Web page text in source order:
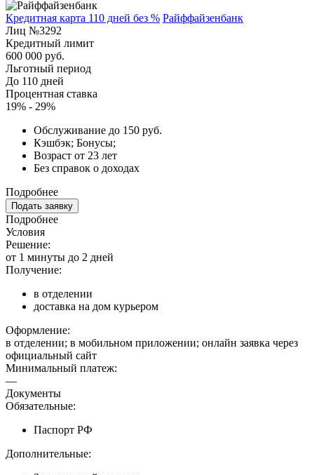
Кредитная карта 110 дней без % Райффайзенбанк
Лиц №3292
Кредитный лимит
600 000 руб.
Льготный период
До 110 дней
Процентная ставка
19% - 29%
Обслуживание до 150 руб.
Кэшбэк; Бонусы;
Возраст от 23 лет
Без справок о доходах
Подробнее
Подать заявку
Подробнее
Условия
Решение:
от 1 минуты до 2 дней
Получение:
в отделении
доставка на дом курьером
Оформление:
в отделении; в мобильном приложении; онлайн заявка через
официальный сайт
Минимальный платеж:
—
Документы
Обязательные:
Паспорт РФ
Дополнительные: